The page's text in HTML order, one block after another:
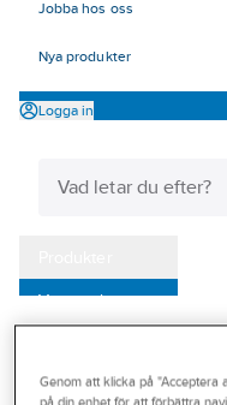
Jobba hos oss
Nya produkter
Logga in
Varumärken
Outlet
Genom att klicka på "Acceptera